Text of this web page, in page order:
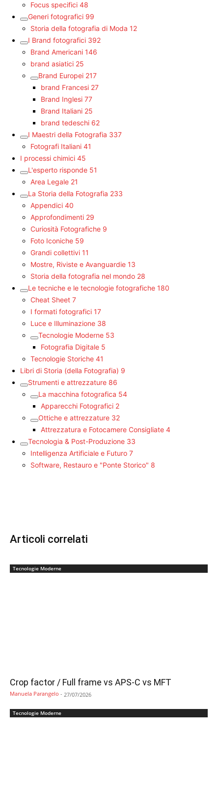
Focus specifici 48
Generi fotografici 99
Storia della fotografia di Moda 12
I Brand fotografici 392
Brand Americani 146
brand asiatici 25
Brand Europei 217
brand Francesi 27
Brand Inglesi 77
Brand Italiani 25
brand tedeschi 62
I Maestri della Fotografia 337
Fotografi Italiani 41
I processi chimici 45
L'esperto risponde 51
Area Legale 21
La Storia della Fotografia 233
Appendici 40
Approfondimenti 29
Curiosità Fotografiche 9
Foto Iconiche 59
Grandi collettivi 11
Mostre, Riviste e Avanguardie 13
Storia della fotografia nel mondo 28
Le tecniche e le tecnologie fotografiche 180
Cheat Sheet 7
I formati fotografici 17
Luce e Illuminazione 38
Tecnologie Moderne 53
Fotografia Digitale 5
Tecnologie Storiche 41
Libri di Storia (della Fotografia) 9
Strumenti e attrezzature 86
La macchina fotografica 54
Apparecchi Fotografici 2
Ottiche e attrezzature 32
Attrezzatura e Fotocamere Consigliate 4
Tecnologia & Post-Produzione 33
Intelligenza Artificiale e Futuro 7
Software, Restauro e "Ponte Storico" 8
Articoli correlati
Tecnologie Moderne
Crop factor / Full frame vs APS-C vs MFT
Manuela Parangelo - 27/07/2026
Tecnologie Moderne